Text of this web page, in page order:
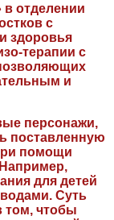
отделении
с
здоровья
терапии с
и
персонажи,
поставленную
помощи
для детей
Суть
том, чтобы